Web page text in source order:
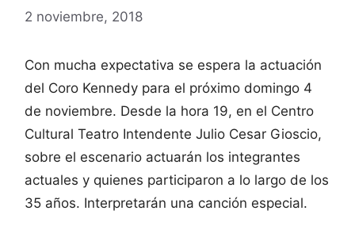
2 noviembre, 2018
Con mucha expectativa se espera la actuación
del Coro Kennedy para el próximo domingo 4
de noviembre. Desde la hora 19, en el Centro
Cultural Teatro Intendente Julio Cesar Gioscio,
sobre el escenario actuarán los integrantes
actuales y quienes participaron a lo largo de los
35 años. Interpretarán una canción especial.